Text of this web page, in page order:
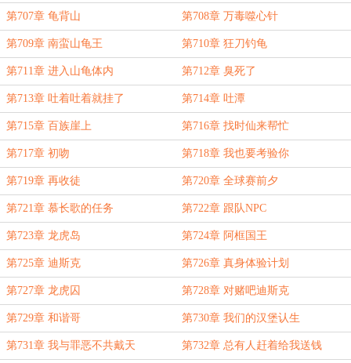
第707章 龟背山 第708章 万毒噬心针
第709章 南蛮山龟王 第710章 狂刀钓龟
第711章 进入山龟体内 第712章 臭死了
第713章 吐着吐着就挂了 第714章 吐潭
第715章 百族崖上 第716章 找时仙来帮忙
第717章 初吻 第718章 我也要考验你
第719章 再收徒 第720章 全球赛前夕
第721章 慕长歌的任务 第722章 跟队NPC
第723章 龙虎岛 第724章 阿框国王
第725章 迪斯克 第726章 真身体验计划
第727章 龙虎囚 第728章 对赌吧迪斯克
第729章 和谐哥 第730章 我们的汉堡认生
第731章 我与罪恶不共戴天 第732章 总有人赶着给我送钱